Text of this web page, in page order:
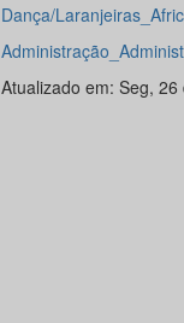
Dança/
Atualizado em: Seg,